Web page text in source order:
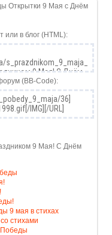
или в блог (HTML):
(BB-Code):
9 Мая! С Днём
9 мая в стихах
стихами